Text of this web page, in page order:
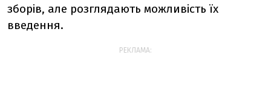
зборів, але розглядають можливість їх
введення.
РЕКЛАМА: